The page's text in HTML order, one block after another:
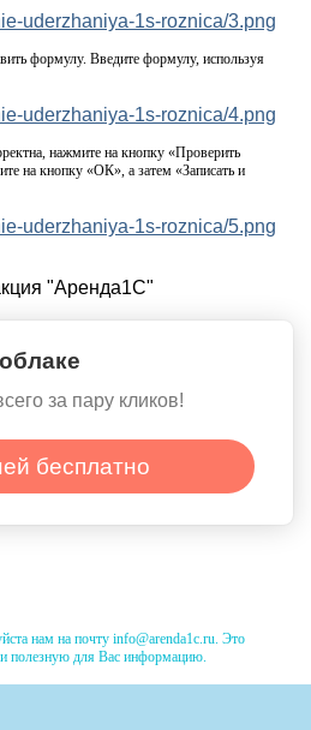
формулу. Введите формулу, используя
нажмите на кнопку «Проверить
на кнопку «ОК», а затем «Записать и
"Аренда1С"
за пару кликов!
бесплатно
нам на почту info@arenda1c.ru. Это
полезную для Вас информацию.